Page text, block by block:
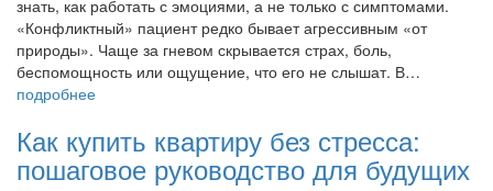
знать, как работать с эмоциями, а не только с симптомами.
«Конфликтный» пациент редко бывает агрессивным «от
природы». Чаще за гневом скрывается страх, боль,
беспомощность или ощущение, что его не слышат. В…
подробнее
Как купить квартиру без стресса:
пошаговое руководство для будущих